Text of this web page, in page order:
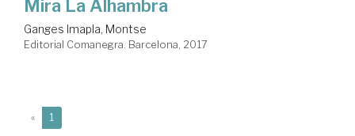
Mira La Alhambra
Ganges Imapla, Montse
Editorial Comanegra. Barcelona, 2017
« 1